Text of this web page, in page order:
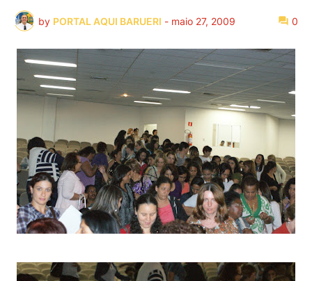
by PORTAL AQUI BARUERI - maio 27, 2009 0